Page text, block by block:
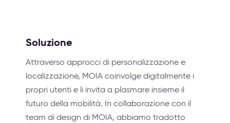
Soluzione
Attraverso approcci di personalizzazione e
localizzazione, MOIA coinvolge digitalmente i
propri utenti e li invita a plasmare insieme il
futuro della mobilità. In collaborazione con il
team di design di MOIA, abbiamo tradotto